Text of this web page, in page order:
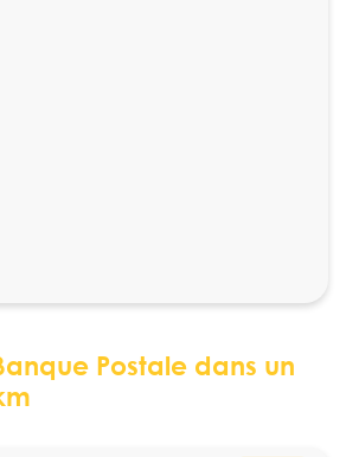
Postale dans un